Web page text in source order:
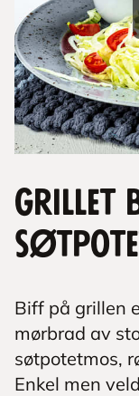
Grillet
Biff på grillen
mørbrad av
søtpotetmos,
Enkel men